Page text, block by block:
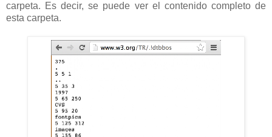
carpeta. Es decir, se puede ver el contenido completo de
esta carpeta.